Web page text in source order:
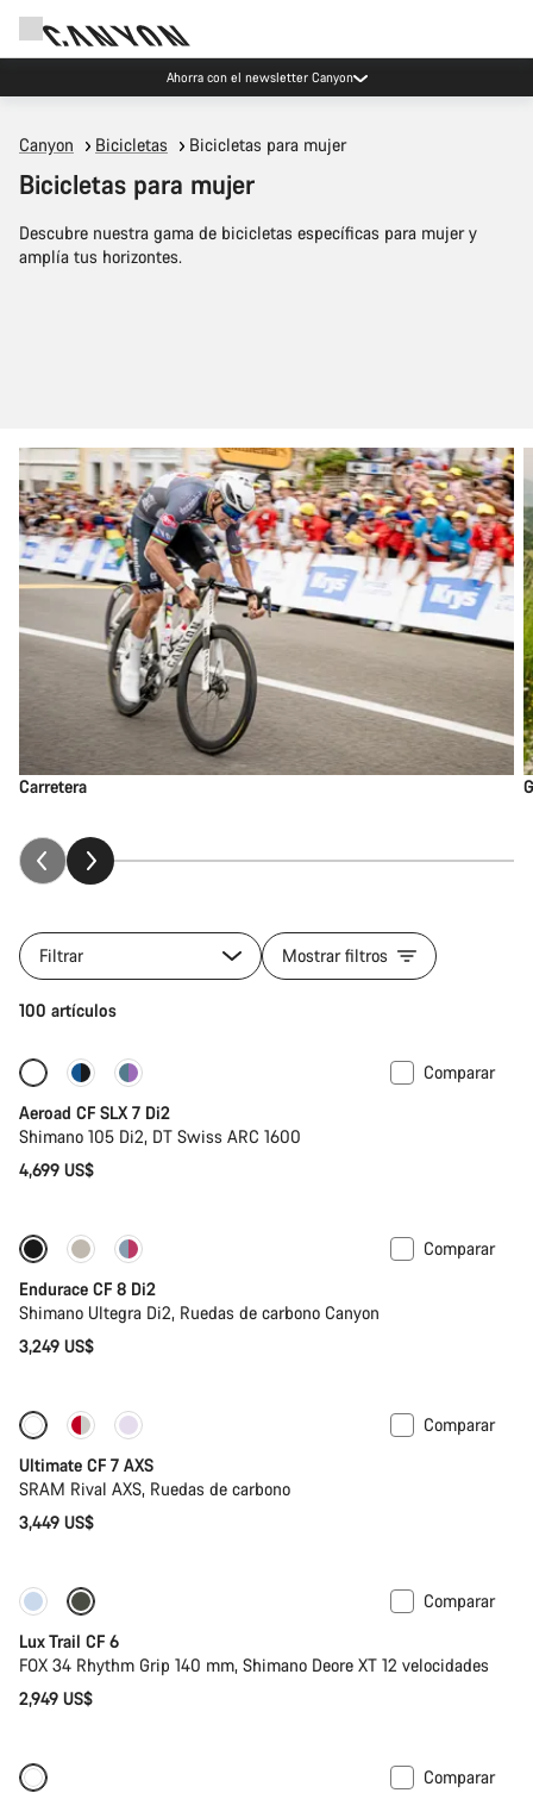
Eventos Canyon
Canyon Bicicletas Bicicletas para mujer
Bicicletas para mujer
Descubre nuestra gama de bicicletas específicas para mujer y
amplía tus horizontes.
Carretera
Filtrar Mostrar filtros
100 artículos
Disponible
Comparar
Aeroad CF SLX 7 Di2
Shimano 105 Di2, DT Swiss ARC 1600
4,699 US$
Comparar
Endurace CF 8 Di2
Shimano Ultegra Di2, Ruedas de carbono Canyon
3,249 US$
Comparar
Ultimate CF 7 AXS
SRAM Rival AXS, Ruedas de carbono
3,449 US$
Nuevo
Comparar
Lux Trail CF 6
FOX 34 Rhythm Grip 140 mm, Shimano Deore XT 12 velocidades
2,949 US$
Comparar